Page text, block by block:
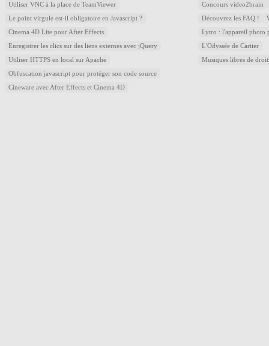
Utiliser VNC à la place de TeamViewer
Le point virgule est-il obligatoire en Javascript ?
Cinema 4D Lite pour After Effects
Enregistrer les clics sur des liens externes avec jQuery
Utiliser HTTPS en local sur Apache
Obfuscation javascript pour protéger son code source
Cineware avec After Effects et Cinema 4D
Concours video2brain
Découvrez les FAQ !
Lytro : l'appareil photo
L'Odyssée de Cartier
Musiques libres de